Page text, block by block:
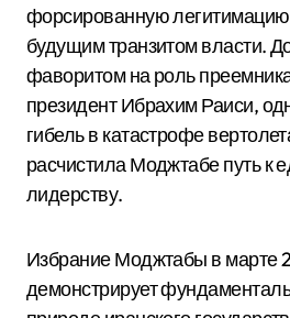
форсированную
будущим транзитом власти.
фаворитом на роль
президент Ибрахим Раиси,
гибель в катастрофе
расчистила Моджтабе путь к
лидерству.
Избрание Моджтабы в марте
демонстрирует